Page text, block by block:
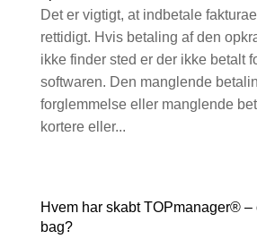
Det er vigtigt, at indbetale
rettidigt. Hvis betaling af den
ikke finder sted er der ikke betalt
softwaren. Den manglende
forglemmelse eller manglende
kortere eller...
Hvem har skabt TOPmanager® –
bag?